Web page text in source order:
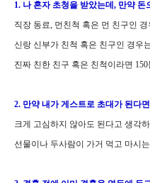
1. 나 혼자 초청을 받았는데, 만약
직장 동료, 먼친척 혹은 먼 친구인 경
신랑 신부가 친척 혹은 친구인 경우
진짜 친한 친구 혹은 친척이라면 150
2. 만약 내가 게스트로 초대가 된다
크게 고심하지 않아도 된다고 생각
선물이나 두사람이 가거 먹고 마시